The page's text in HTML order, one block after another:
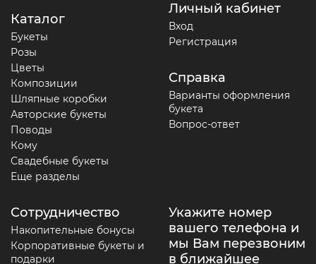
Каталог
Букеты
Розы
Цветы
Композиции
Шляпные коробки
Авторские букеты
Поводы
Кому
Свадебные букеты
Еще разделы
Личный кабинет
Вход
Регистрация
Справка
Варианты оформления
букета
Вопрос-ответ
Сотрудничество
Накопительные бонусы
Корпоративные букеты и
подарки
Укажите номер
вашего телефона и
мы Вам перезвоним
в ближайшее